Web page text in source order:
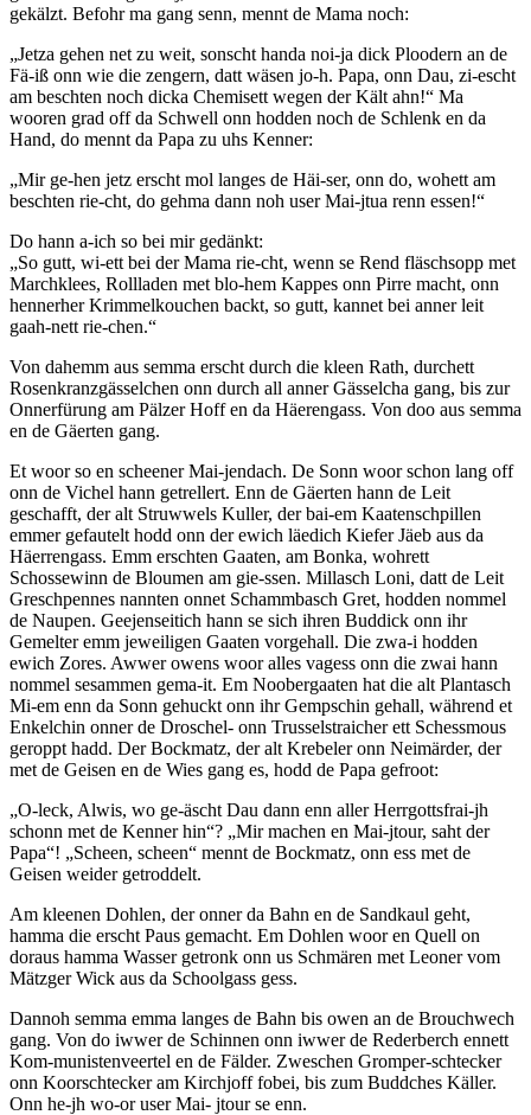
gekälzt. Befohr ma gang senn, mennt de Mama noch:
„Jetza gehen net zu weit, sonscht handa noi-ja dick Ploodern an de
Fä-iß onn wie die zengern, datt wäsen jo-h. Papa, onn Dau, zi-escht
am beschten noch dicka Chemisett wegen der Kält ahn!“ Ma
wooren grad off da Schwell onn hodden noch de Schlenk en da
Hand, do mennt da Papa zu uhs Kenner:
„Mir ge-hen jetz erscht mol langes de Häi-ser, onn do, wohett am
beschten rie-cht, do gehma dann noh user Mai-jtua renn essen!“
Do hann a-ich so bei mir gedänkt:
„So gutt, wi-ett bei der Mama rie-cht, wenn se Rend fläschsopp met
Marchklees, Rollladen met blo-hem Kappes onn Pirre macht, onn
hennerher Krimmelkouchen backt, so gutt, kannet bei anner leit
gaah-nett rie-chen.“
Von dahemm aus semma erscht durch die kleen Rath, durchett
Rosenkranzgässelchen onn durch all anner Gässelcha gang, bis zur
Onnerfürung am Pälzer Hoff en da Häerengass. Von doo aus semma
en de Gäerten gang.
Et woor so en scheener Mai-jendach. De Sonn woor schon lang off
onn de Vichel hann getrellert. Enn de Gäerten hann de Leit
geschafft, der alt Struwwels Kuller, der bai-em Kaatenschpillen
emmer gefautelt hodd onn der ewich läedich Kiefer Jäeb aus da
Häerrengass. Emm erschten Gaaten, am Bonka, wohrett
Schossewinn de Bloumen am gie-ssen. Millasch Loni, datt de Leit
Greschpennes nannten onnet Schammbasch Gret, hodden nommel
de Naupen. Geejenseitich hann se sich ihren Buddick onn ihr
Gemelter emm jeweiligen Gaaten vorgehall. Die zwa-i hodden
ewich Zores. Awwer owens woor alles vagess onn die zwai hann
nommel sesammen gema-it. Em Noobergaaten hat die alt Plantasch
Mi-em enn da Sonn gehuckt onn ihr Gempschin gehall, während et
Enkelchin onner de Droschel- onn Trusselstraicher ett Schessmous
geroppt hadd. Der Bockmatz, der alt Krebeler onn Neimärder, der
met de Geisen en de Wies gang es, hodd de Papa gefroot:
„O-leck, Alwis, wo ge-äscht Dau dann enn aller Herrgottsfrai-jh
schonn met de Kenner hin“? „Mir machen en Mai-jtour, saht der
Papa“! „Scheen, scheen“ mennt de Bockmatz, onn ess met de
Geisen weider getroddelt.
Am kleenen Dohlen, der onner da Bahn en de Sandkaul geht,
hamma die erscht Paus gemacht. Em Dohlen woor en Quell on
doraus hamma Wasser getronk onn us Schmären met Leoner vom
Mätzger Wick aus da Schoolgass gess.
Dannoh semma emma langes de Bahn bis owen an de Brouchwech
gang. Von do iwwer de Schinnen onn iwwer de Rederberch ennett
Kom-munistenveertel en de Fälder. Zweschen Gromper-schtecker
onn Koorschtecker am Kirchjoff fobei, bis zum Buddches Käller.
Onn he-jh wo-or user Mai- jtour se enn.